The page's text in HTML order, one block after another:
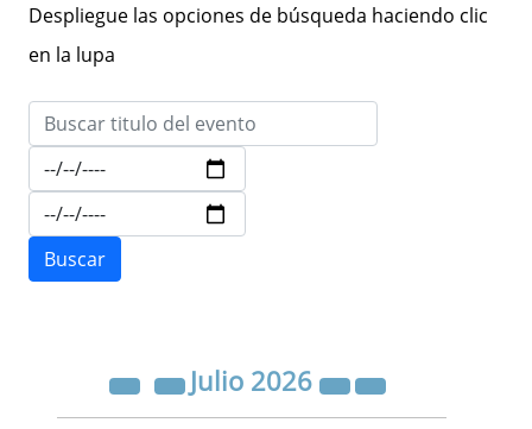
Despliegue las opciones de búsqueda haciendo clic
en la lupa
Julio 2026